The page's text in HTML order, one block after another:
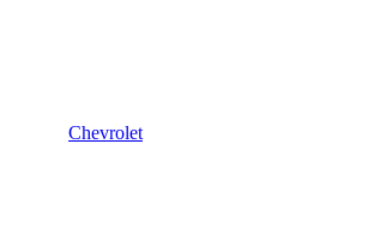
Chevrolet